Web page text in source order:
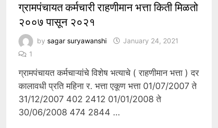
ग्रामपंचायत कर्मचारी राहणीमान भत्ता किती मिळतो
२००७ पासून २०२१
by sagar suryawanshi
January 24, 2021
1
ग्रामपंचायत कर्मचाऱ्यांचे विशेष भत्याचे ( राहणीमान भत्ता ) दर
कालावधी प्रति महिना र. भत्ता एकूण भत्ता 01/07/2007 ते
31/12/2007 402 2412 01/01/2008 ते
30/06/2008 474 2844 …